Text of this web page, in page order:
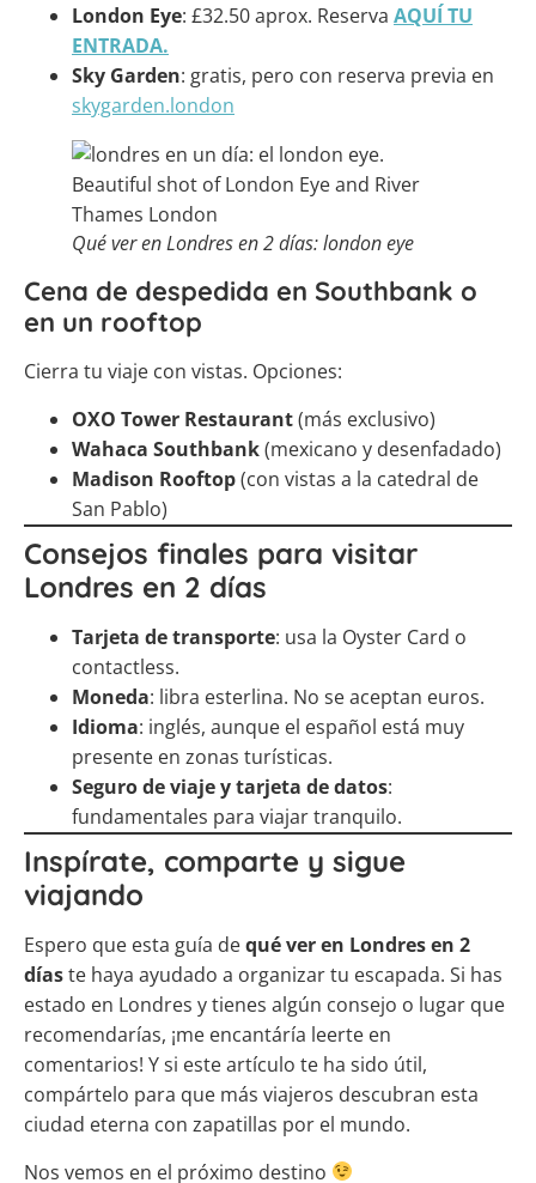
London Eye: £32.50 aprox. Reserva AQUÍ TU
ENTRADA.
Sky Garden: gratis, pero con reserva previa en
skygarden.london
Qué ver en Londres en 2 días: london eye
Cena de despedida en Southbank o
en un rooftop
Cierra tu viaje con vistas. Opciones:
OXO Tower Restaurant(más exclusivo)
Wahaca Southbank(mexicano y desenfadado)
Madison Rooftop(con vistas a la catedral de
San Pablo)
Consejos finales para visitar
Londres en 2 días
Tarjeta de transporte: usa la Oyster Card o
contactless.
Moneda: libra esterlina. No se aceptan euros.
Idioma: inglés, aunque el español está muy
presente en zonas turísticas.
Seguro de viaje y tarjeta de datos:
fundamentales para viajar tranquilo.
Inspírate, comparte y sigue
viajando
Espero que esta guía dequé ver en Londres en 2
díaste haya ayudado a organizar tu escapada. Si has
estado en Londres y tienes algún consejo o lugar que
recomendarías, ¡me encantáría leerte en
comentarios! Y si este artículo te ha sido útil,
compártelo para que más viajeros descubran esta
ciudad eterna con zapatillas por el mundo.
Nos vemos en el próximo destino